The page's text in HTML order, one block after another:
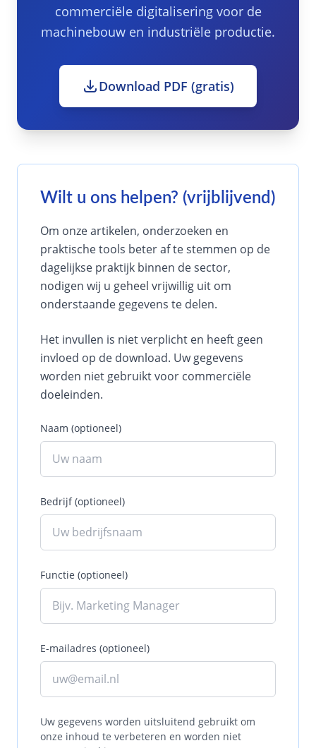
commerciële digitalisering voor de
machinebouw en industriële productie.
Download PDF (gratis)
Wilt u ons helpen? (vrijblijvend)
Om onze artikelen, onderzoeken en
praktische tools beter af te stemmen op de
dagelijkse praktijk binnen de sector,
nodigen wij u geheel vrijwillig uit om
onderstaande gegevens te delen.
Het invullen is niet verplicht en heeft geen
invloed op de download. Uw gegevens
worden niet gebruikt voor commerciële
doeleinden.
Naam (optioneel)
Bedrijf (optioneel)
Functie (optioneel)
E-mailadres (optioneel)
Uw gegevens worden uitsluitend gebruikt om
onze inhoud te verbeteren en worden niet